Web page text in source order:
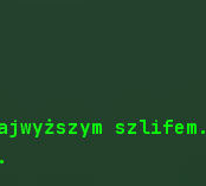
szlifem.